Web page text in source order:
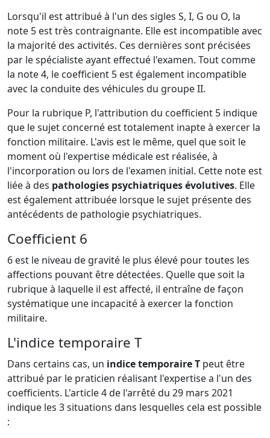
Lorsqu'il est attribué à l'un des sigles S, I, G ou O, la
note 5 est très contraignante. Elle est incompatible avec
la majorité des activités. Ces dernières sont précisées
par le spécialiste ayant effectué l'examen. Tout comme
la note 4, le coefficient 5 est également incompatible
avec la conduite des véhicules du groupe II.
Pour la rubrique P, l'attribution du coefficient 5 indique
que le sujet concerné est totalement inapte à exercer la
fonction militaire. L'avis est le même, quel que soit le
moment où l'expertise médicale est réalisée, à
l'incorporation ou lors de l'examen initial. Cette note est
liée à des pathologies psychiatriques évolutives. Elle
est également attribuée lorsque le sujet présente des
antécédents de pathologie psychiatriques.
Coefficient 6
6 est le niveau de gravité le plus élevé pour toutes les
affections pouvant être détectées. Quelle que soit la
rubrique à laquelle il est affecté, il entraîne de façon
systématique une incapacité à exercer la fonction
militaire.
L'indice temporaire T
Dans certains cas, un indice temporaire T peut être
attribué par le praticien réalisant l'expertise a l'un des
coefficients. L'article 4 de l'arrêté du 29 mars 2021
indique les 3 situations dans lesquelles cela est possible
: